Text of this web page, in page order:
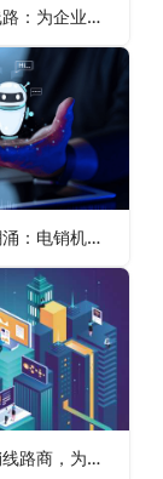
定制化回拨线路：为企业开启高效通信之门
互联网创新潮涌：电销机器人推广应用拓展新用户
选择专业电销线路商，为企业电销战略注入强大动力